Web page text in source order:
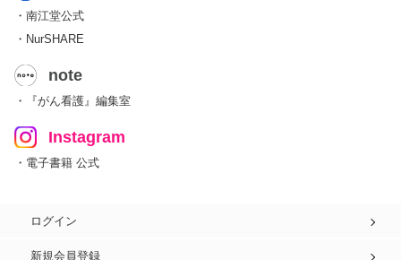
・南江堂公式
・NurSHARE
note
・『がん看護』編集室
Instagram
・電子書籍 公式
ログイン
新規会員登録